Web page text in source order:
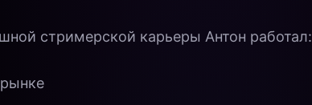
стримерской карьеры Антон работал: